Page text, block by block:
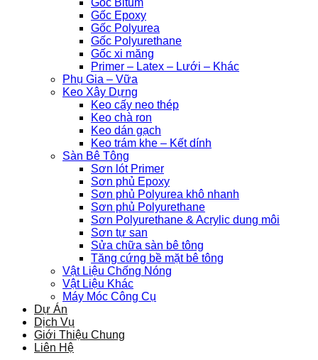
Gốc Bitum
Gốc Epoxy
Gốc Polyurea
Gốc Polyurethane
Gốc xi măng
Primer – Latex – Lưới – Khác
Phụ Gia – Vữa
Keo Xây Dựng
Keo cấy neo thép
Keo chà ron
Keo dán gạch
Keo trám khe – Kết dính
Sàn Bê Tông
Sơn lót Primer
Sơn phủ Epoxy
Sơn phủ Polyurea khô nhanh
Sơn phủ Polyurethane
Sơn Polyurethane & Acrylic dung môi
Sơn tự san
Sửa chữa sàn bê tông
Tăng cứng bề mặt bê tông
Vật Liệu Chống Nóng
Vật Liệu Khác
Máy Móc Công Cụ
Dự Án
Dịch Vụ
Giới Thiệu Chung
Liên Hệ